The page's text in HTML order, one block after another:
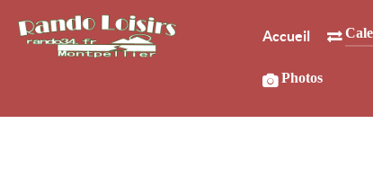
Accueil
Photos